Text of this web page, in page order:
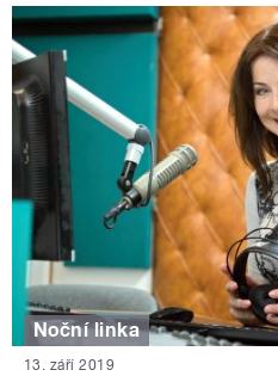
Noční linka
13. září 2019